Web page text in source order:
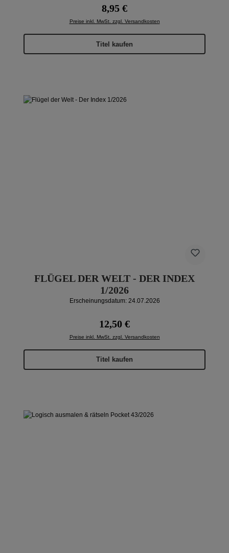
Regulärer Preis:
8,95 €
Preise inkl. MwSt. zzgl. Versandkosten
Titel kaufen
FLÜGEL DER WELT - DER INDEX
1/2026
Erscheinungsdatum: 24.07.2026
Regulärer Preis:
12,50 €
Preise inkl. MwSt. zzgl. Versandkosten
Titel kaufen